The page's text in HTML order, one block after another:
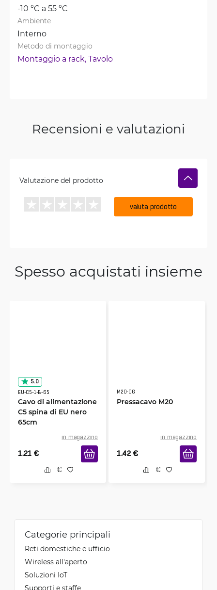
-10 °C a 55 °C
Ambiente
Interno
Metodo di montaggio
Montaggio a rack, Tavolo
Recensioni e valutazioni
Valutazione del prodotto
valuta prodotto
Spesso acquistati insieme
5.0
EU-C5-1-B-65
Cavo di alimentazione
C5 spina di EU nero
65cm
in magazzino
1.21 €
M20-CG
Pressacavo M20
in magazzino
1.42 €
Categorie principali
Reti domestiche e ufficio
Wireless all'aperto
Soluzioni IoT
Supporti e staffe